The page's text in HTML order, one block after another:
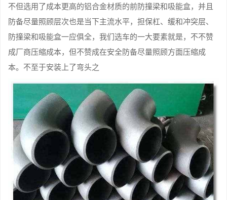
不但选用了成本更高的铝合金材质的前防撞梁和吸能盒，并且
防备尽量照顾层次也是当下主流水平，担保杠、缓和冲突层、
防撞梁和吸能盒一应俱全，我们选车的一大要素就是，不不赞
成厂商压缩成本，但不赞成在安全防备尽量照顾方面压缩成
本。不至于安装上了弯头之